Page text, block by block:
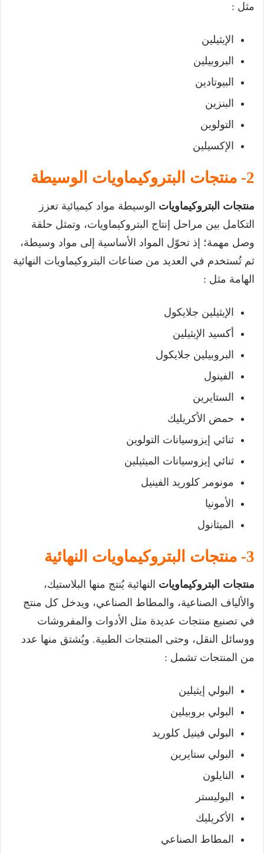
مثل :
الإيثيلين
البروبيلين
البيوتادين
البنزين
التولوين
الإكسيلين
2- منتجات البتروكيماويات الوسيطة
منتجات البتروكيماويات الوسيطة مواد كيميائية تعزز
التكامل بين مراحل إنتاج البتروكيماويات، وتمثل حلقة
وصل مهمة؛ إذ تحوّل المواد الأساسية إلى مواد وسيطة،
ثم تُستخدم في العديد من صناعات البتروكيماويات النهائية
الهامة مثل :
الإيثيلين جلايكول
أكسيد الإيثيلين
البروبيلين جلايكول
الفينول
الستايرين
حمض الأكريليك
ثنائي إيزوسيانات التولوين
ثنائي إيزوسيانات الميثيلين
مونومر كلوريد الفينيل
الأمونيا
الميثانول
3- منتجات البتروكيماويات النهائية
منتجات البتروكيماويات النهائية يُنتج منها البلاستيك،
والألياف الصناعية، والمطاط الصناعي، ويدخل كل منتج
في تصنيع منتجات عديدة مثل الأدوات والمفروشات
ووسائل النقل، وحتى المنتجات الطبية. ويُشتق منها عدد
من المنتجات تشمل :
البولي إيثيلين
البولي بروبيلين
البولي فينيل كلوريد
البولي ستايرين
النايلون
البوليستر
الأكريليك
المطاط الصناعي